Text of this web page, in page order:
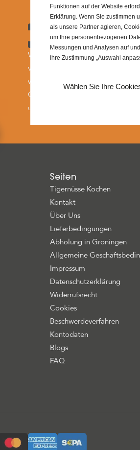
Wir sind dein vertrauenswürdiger
verwandte Angelprodukte. Als
wichtig es ist, mit dem richtigen
Qualität an Karpfenfutter zu
und nachhaltig produziert, um
Seiten
Tigernüsse Kochen
Kontakt
Über Uns
Lieferbedingungen
Abholung in Groningen
Allgemeine
Impressum
Datenschutzerklärung
Widerrufsrecht
Cookies
Beschwerdeverfahren
Kontodaten
Blogs
FAQ
Funktionen auf der Website
Erklärung. Wenn Sie zustimmen
als unsere Partner agieren,
um Ihre personenbezogenen
Messungen und Analysen auf
Ihre Zustimmung „Auswahl
Wählen Sie Ihre